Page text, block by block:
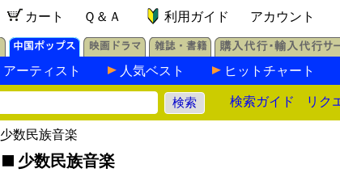
カート Ｑ＆Ａ 利用ガイド アカウント
アーティスト 人気ベスト ヒットチャート
検索ガイド リク
少数民族音楽
少数民族音楽